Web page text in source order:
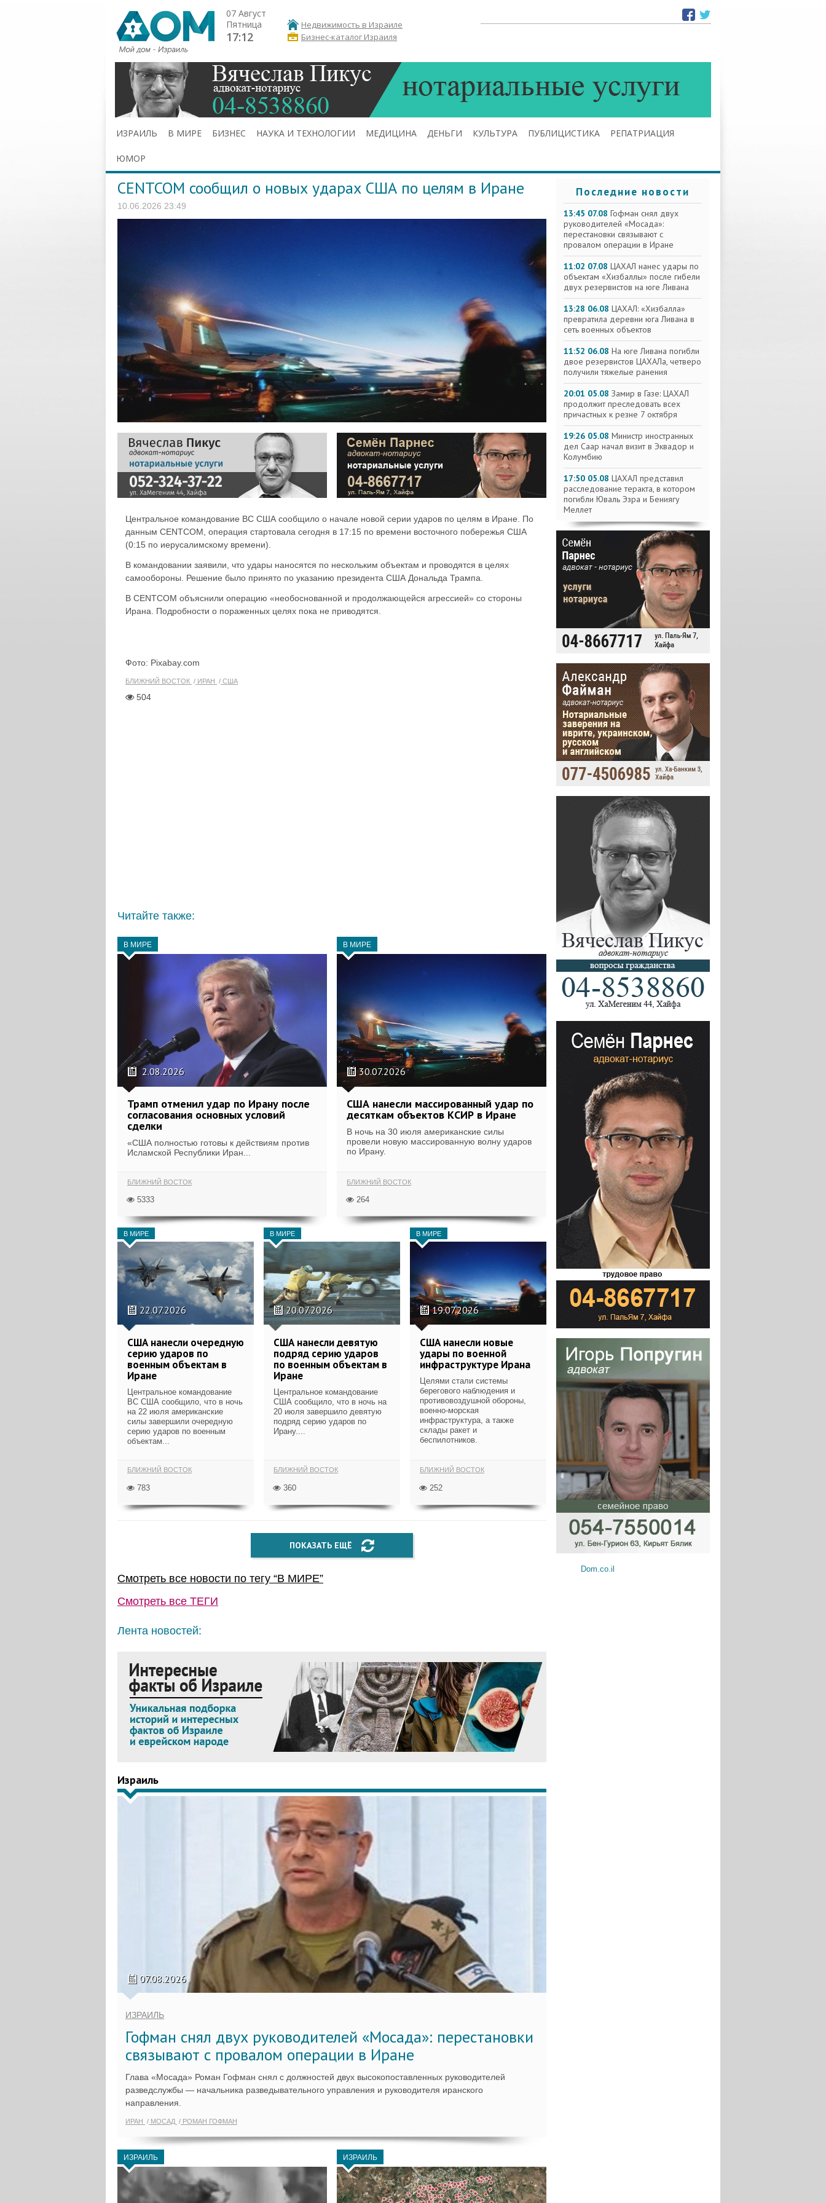
07 Август
Пятница
17:12
Недвижимость в Израиле
Бизнес-каталог Израиля
ИЗРАИЛЬ В МИРЕ БИЗНЕС НАУКА И ТЕХНОЛОГИИ МЕДИЦИНА ДЕНЬГИ КУЛЬТУРА ПУБЛИЦИСТИКА РЕПАТРИАЦИЯ
ЮМОР
CENTCOM сообщил о новых ударах США по целям в Иране
10.06.2026 23:49
Центральное командование ВС США сообщило о начале новой серии ударов по целям в Иране. По
данным CENTCOM, операция стартовала сегодня в 17:15 по времени восточного побережья США
(0:15 по иерусалимскому времени).
В командовании заявили, что удары наносятся по нескольким объектам и проводятся в целях
самообороны. Решение было принято по указанию президента США Дональда Трампа.
В CENTCOM объяснили операцию «необоснованной и продолжающейся агрессией» со стороны
Ирана. Подробности о пораженных целях пока не приводятся.
Фото: Pixabay.com
БЛИЖНИЙ ВОСТОК ИРАН США
504
Читайте также:
В МИРЕ
2.08.2026
Трамп отменил удар по Ирану после
согласования основных условий
сделки
«США полностью готовы к действиям против
Исламской Республики Иран...
БЛИЖНИЙ ВОСТОК
5333
В МИРЕ
30.07.2026
США нанесли массированный удар по
десяткам объектов КСИР в Иране
В ночь на 30 июля американские силы
провели новую массированную волну ударов
по Ирану.
БЛИЖНИЙ ВОСТОК
264
В МИРЕ
22.07.2026
США нанесли очередную
серию ударов по
военным объектам в
Иране
Центральное командование
ВС США сообщило, что в ночь
на 22 июля американские
силы завершили очередную
серию ударов по военным
объектам...
БЛИЖНИЙ ВОСТОК
783
В МИРЕ
20.07.2026
США нанесли девятую
подряд серию ударов
по военным объектам в
Иране
Центральное командование
США сообщило, что в ночь на
20 июля завершило девятую
подряд серию ударов по
Ирану....
БЛИЖНИЙ ВОСТОК
360
В МИРЕ
19.07.2026
США нанесли новые
удары по военной
инфраструктуре Ирана
Целями стали системы
берегового наблюдения и
противовоздушной обороны,
военно-морская
инфраструктура, а также
склады ракет и
беспилотников.
БЛИЖНИЙ ВОСТОК
252
ПОКАЗАТЬ ЕЩЁ
Смотреть все новости по тегу “В МИРЕ”
Смотреть все ТЕГИ
Лента новостей:
Израиль
07.08.2026
ИЗРАИЛЬ
Гофман снял двух руководителей «Мосада»: перестановки
связывают с провалом операции в Иране
Глава «Мосада» Роман Гофман снял с должностей двух высокопоставленных руководителей
разведслужбы — начальника разведывательного управления и руководителя иранского
направления.
ИРАН МОСАД РОМАН ГОФМАН
ИЗРАИЛЬ ИЗРАИЛЬ
Последние новости
13:45 07.08 Гофман снял двух
руководителей «Мосада»:
перестановки связывают с
провалом операции в Иране
11:02 07.08 ЦАХАЛ нанес удары по
объектам «Хизбаллы» после гибели
двух резервистов на юге Ливана
13:28 06.08 ЦАХАЛ: «Хизбалла»
превратила деревни юга Ливана в
сеть военных объектов
11:52 06.08 На юге Ливана погибли
двое резервистов ЦАХАЛа, четверо
получили тяжелые ранения
20:01 05.08 Замир в Газе: ЦАХАЛ
продолжит преследовать всех
причастных к резне 7 октября
19:26 05.08 Министр иностранных
дел Саар начал визит в Эквадор и
Колумбию
17:50 05.08 ЦАХАЛ представил
расследование теракта, в котором
погибли Юваль Эзра и Бениягу
Меллет
Dom.co.il